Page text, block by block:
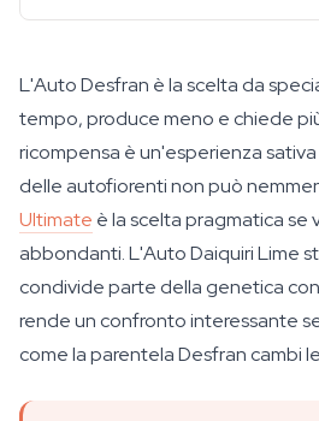
L'Auto Desfran è la scelta da
tempo, produce meno e chiede
ricompensa è un'esperienza
delle autofiorenti non può
Ultimate è la scelta pragmatica se
abbondanti. L'Auto Daiquiri Lime
condivide parte della genetica
rende un confronto interessante
come la parentela Desfran cambi